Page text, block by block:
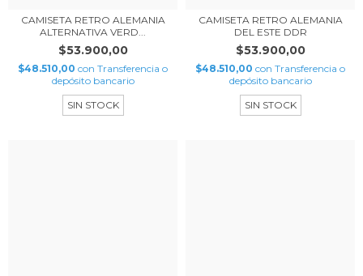
CAMISETA RETRO ALEMANIA
ALTERNATIVA VERD...
$53.900,00
$48.510,00 con Transferencia o
depósito bancario
SIN STOCK
CAMISETA RETRO ALEMANIA
DEL ESTE DDR
$53.900,00
$48.510,00 con Transferencia o
depósito bancario
SIN STOCK